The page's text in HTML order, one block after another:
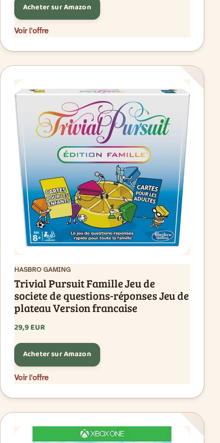
Acheter sur Amazon
Voir l'offre
HASBRO GAMING
Trivial Pursuit Famille Jeu de
societe de questions-réponses Jeu de
plateau Version francaise
29,9 EUR
Acheter sur Amazon
Voir l'offre